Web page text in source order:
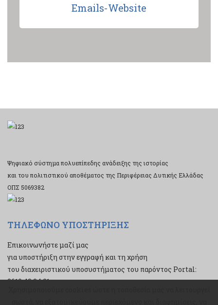
Emails-Website
Ψηφιακό σύστημα πολυεπίπεδης ανάδειξης της ιστορίας
και του πολιτιστικού αποθέματος της Περιφέρειας Δυτικής Ελλάδας
ΟΠΣ 5069382
ΤΗΛΕΦΩΝΟ ΥΠΟΣΤΗΡΙΞΗΣ
Επικοινωνήστε μαζί μας
για υποστήριξη στην εγγραφή και τη χρήση
του διαχειριστικού υποσυστήματος του παρόντος Portal:
2610 43 34 21